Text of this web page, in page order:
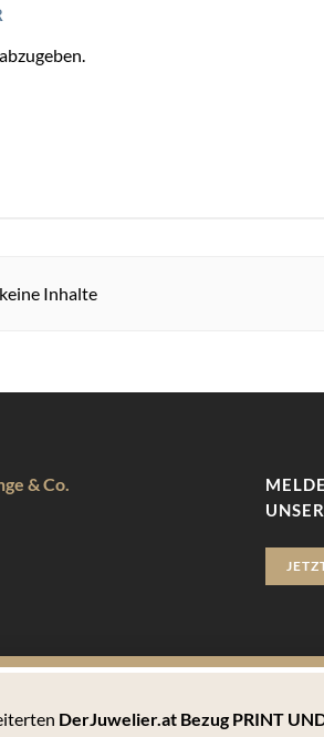
Inhalte
& Co.
bieten. Hierbei handelt es sich um kleine
DerJuwelier.at Bezug PRINT